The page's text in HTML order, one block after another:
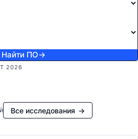
Найти ПО→
2026
Все исследования →